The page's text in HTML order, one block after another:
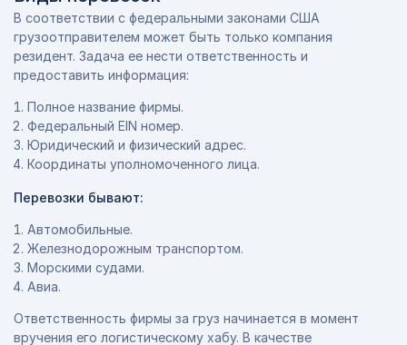
В соответствии с федеральными законами США
грузоотправителем может быть только компания
резидент. Задача ее нести ответственность и
предоставить информация:
Полное название фирмы.
Федеральный EIN номер.
Юридический и физический адрес.
Координаты уполномоченного лица.
Перевозки бывают:
Автомобильные.
Железнодорожным транспортом.
Морскими судами.
Авиа.
Ответственность фирмы за груз начинается в момент
вручения его логистическому хабу. В качестве